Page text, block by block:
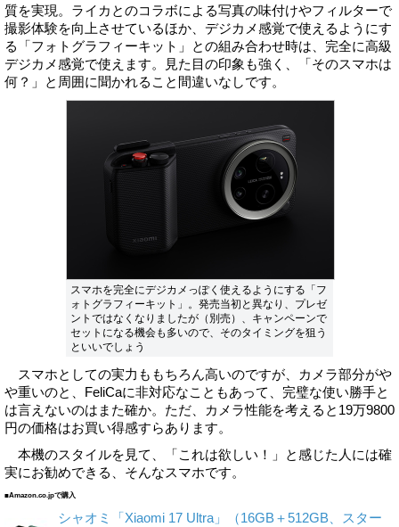
質を実現。ライカとのコラボによる写真の味付けやフィルターで
撮影体験を向上させているほか、デジカメ感覚で使えるようにす
る「フォトグラフィーキット」との組み合わせ時は、完全に高級
デジカメ感覚で使えます。見た目の印象も強く、「そのスマホは
何？」と周囲に聞かれること間違いなしです。
スマホを完全にデジカメっぽく使えるようにする「フ
ォトグラフィーキット」。発売当初と異なり、プレゼ
ントではなくなりましたが（別売）、キャンペーンで
セットになる機会も多いので、そのタイミングを狙う
といいでしょう
スマホとしての実力ももちろん高いのですが、カメラ部分がや
や重いのと、FeliCaに非対応なこともあって、完璧な使い勝手と
は言えないのはまた確か。ただ、カメラ性能を考えると19万9800
円の価格はお買い得感すらあります。
本機のスタイルを見て、「これは欲しい！」と感じた人には確
実にお勧めできる、そんなスマホです。
■Amazon.co.jpで購入
シャオミ「Xiaomi 17 Ultra」（16GB＋512GB、スター